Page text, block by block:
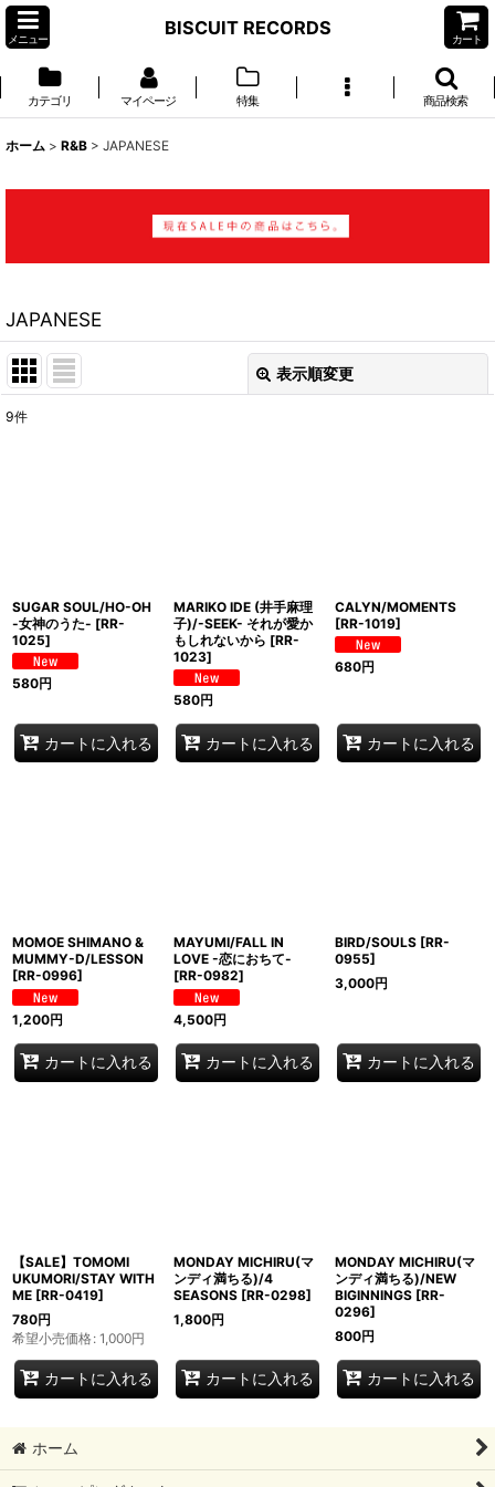
メニュー
BISCUIT RECORDS
カート
カテゴリ マイページ 特集 商品検索
ホーム > R&B > JAPANESE
JAPANESE
表示順変更
9件
SUGAR SOUL/HO-OH
-女神のうた- [RR-
1025]
580円
カートに入れる
MARIKO IDE (井手麻理
子)/-SEEK- それが愛か
もしれないから [RR-
1023]
580円
カートに入れる
CALYN/MOMENTS
[RR-1019]
680円
カートに入れる
MOMOE SHIMANO &
MUMMY-D/LESSON
[RR-0996]
1,200円
カートに入れる
MAYUMI/FALL IN
LOVE -恋におちて-
[RR-0982]
4,500円
カートに入れる
BIRD/SOULS [RR-
0955]
3,000円
カートに入れる
【SALE】TOMOMI
UKUMORI/STAY WITH
ME [RR-0419]
780円
希望小売価格: 1,000円
カートに入れる
MONDAY MICHIRU(マ
ンディ満ちる)/4
SEASONS [RR-0298]
1,800円
カートに入れる
MONDAY MICHIRU(マ
ンディ満ちる)/NEW
BIGINNINGS [RR-
0296]
800円
カートに入れる
ホーム